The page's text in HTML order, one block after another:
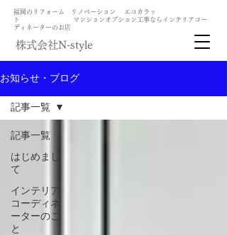
​福岡のリフォーム リノベーション エコカラッ
ト マンションオプション工事ならインテリアコー
ディネーターのお店
​株式会社N-style
お知らせ・ブログ
記事一覧
はじめまし
て
インテリア
コーディネ
ーターのこ
と
記事一覧